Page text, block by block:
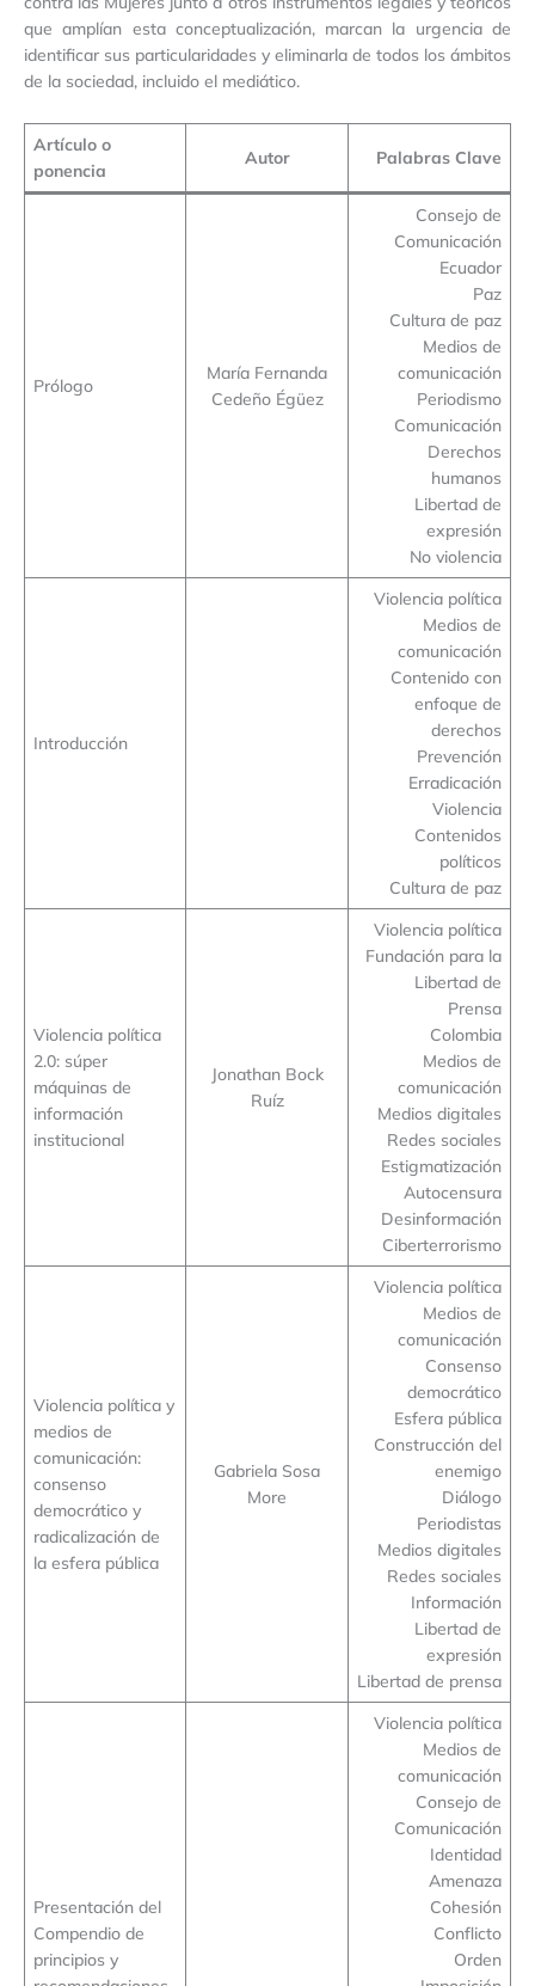
que amplían esta conceptualización, marcan la urgencia de
identificar sus particularidades y eliminarla de todos los ámbitos
de la sociedad, incluido el mediático.
Artículo o
ponencia
Autor Palabras Clave
Prólogo
María Fernanda
Cedeño Égüez
Consejo de
Comunicación
Ecuador
Paz
Cultura de paz
Medios de
comunicación
Periodismo
Comunicación
Derechos
humanos
Libertad de
expresión
No violencia
Introducción
Violencia política
Medios de
comunicación
Contenido con
enfoque de
derechos
Prevención
Erradicación
Violencia
Contenidos
políticos
Cultura de paz
Violencia política
2.0: súper
máquinas de
información
institucional
Jonathan Bock
Ruíz
Violencia política
Fundación para la
Libertad de
Prensa
Colombia
Medios de
comunicación
Medios digitales
Redes sociales
Estigmatización
Autocensura
Desinformación
Ciberterrorismo
Violencia política y
medios de
comunicación:
consenso
democrático y
radicalización de
la esfera pública
Gabriela Sosa
More
Violencia política
Medios de
comunicación
Consenso
democrático
Esfera pública
Construcción del
enemigo
Diálogo
Periodistas
Medios digitales
Redes sociales
Información
Libertad de
expresión
Libertad de prensa
Presentación del
Compendio de
principios y
Violencia política
Medios de
comunicación
Consejo de
Comunicación
Identidad
Amenaza
Cohesión
Conflicto
Orden